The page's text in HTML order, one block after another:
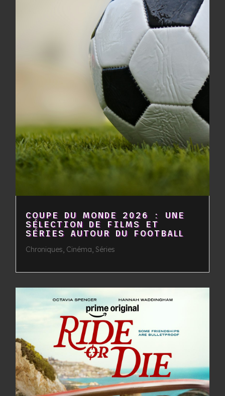
COUPE DU MONDE 2026 : UNE
SÉLECTION DE FILMS ET
SÉRIES AUTOUR DU FOOTBALL
Chroniques Cinéma Séries